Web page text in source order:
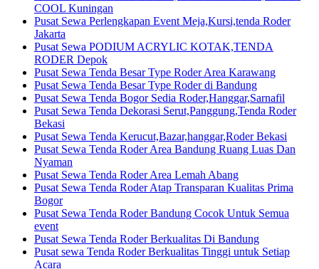
COOL Kuningan
Pusat Sewa Perlengkapan Event Meja,Kursi,tenda Roder
Jakarta
Pusat Sewa PODIUM ACRYLIC KOTAK,TENDA
RODER Depok
Pusat Sewa Tenda Besar Type Roder Area Karawang
Pusat Sewa Tenda Besar Type Roder di Bandung
Pusat Sewa Tenda Bogor Sedia Roder,Hanggar,Sarnafil
Pusat Sewa Tenda Dekorasi Serut,Panggung,Tenda Roder
Bekasi
Pusat Sewa Tenda Kerucut,Bazar,hanggar,Roder Bekasi
Pusat Sewa Tenda Roder Area Bandung Ruang Luas Dan
Nyaman
Pusat Sewa Tenda Roder Area Lemah Abang
Pusat Sewa Tenda Roder Atap Transparan Kualitas Prima
Bogor
Pusat Sewa Tenda Roder Bandung Cocok Untuk Semua
event
Pusat Sewa Tenda Roder Berkualitas Di Bandung
Pusat sewa Tenda Roder Berkualitas Tinggi untuk Setiap
Acara